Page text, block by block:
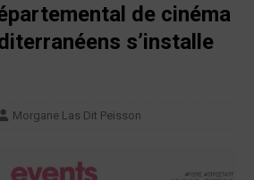
de cinéma
s’installe
Morgane Las Dit Peisson